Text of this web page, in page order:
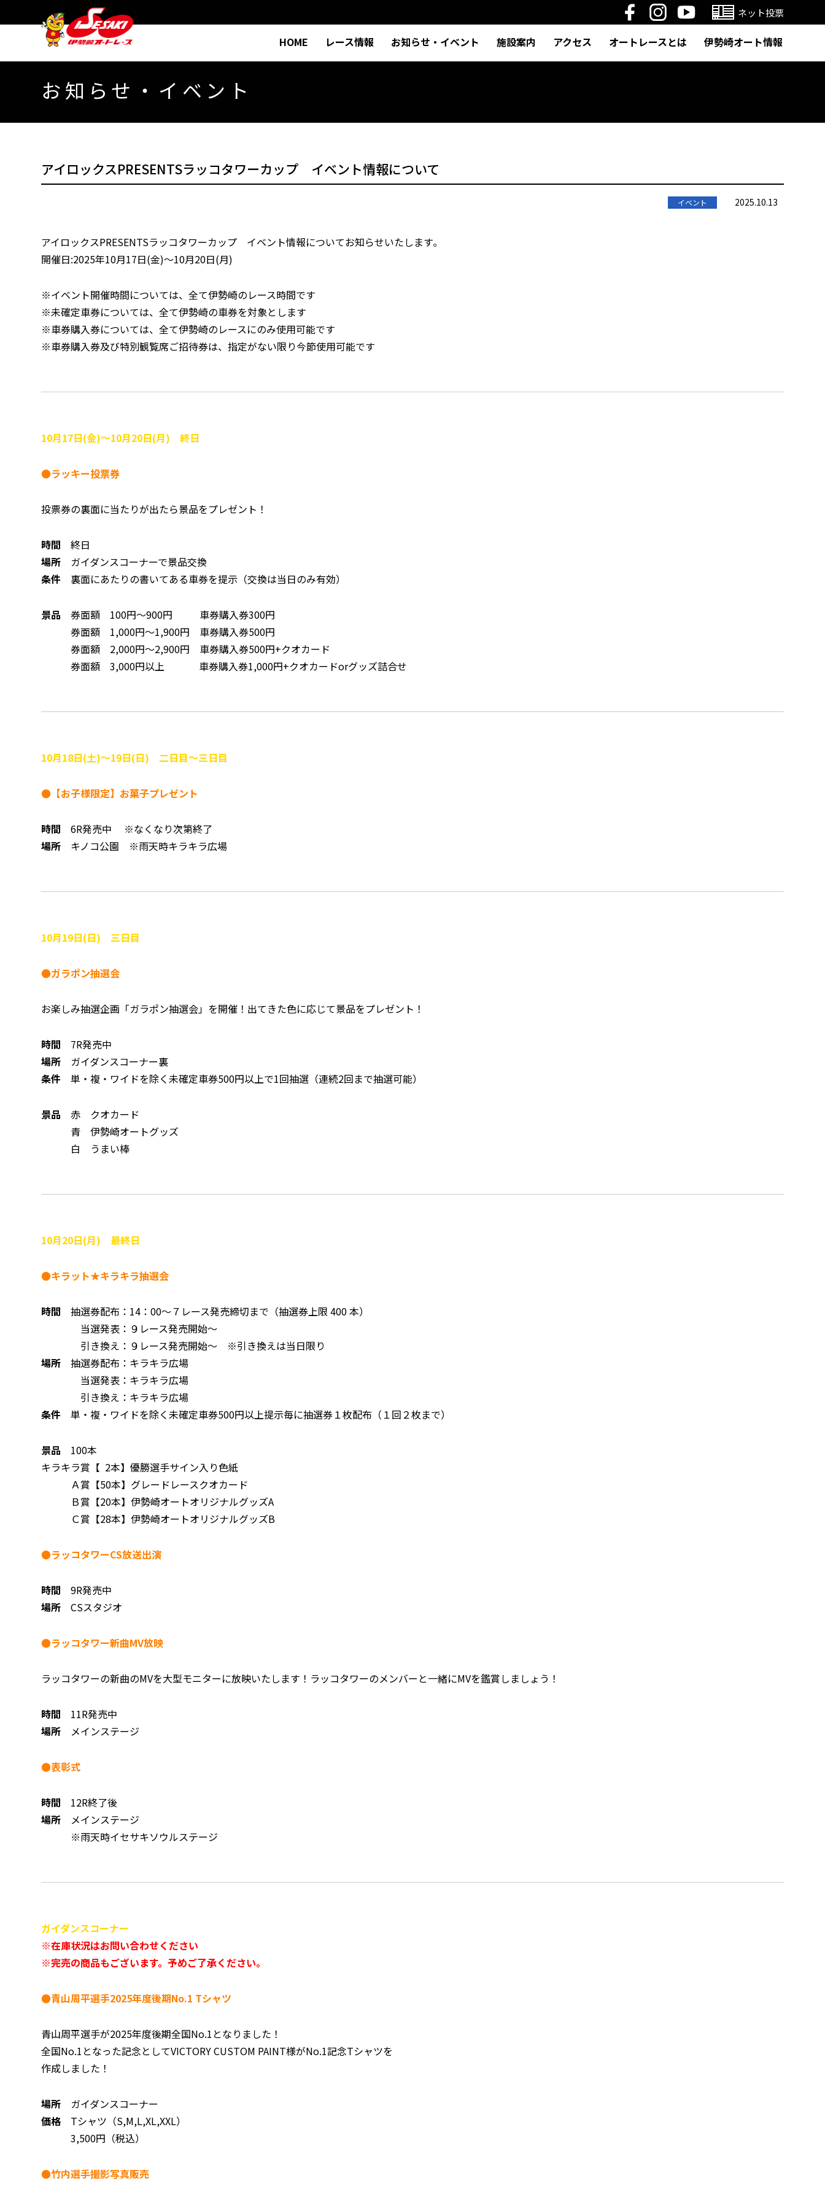
ネット投票
HOME レース情報 お知らせ・イベント 施設案内 アクセス オートレースとは 伊勢崎オート情報
お知らせ・イベント
アイロックスPRESENTSラッコタワーカップ イベント情報について
イベント 2025.10.13
アイロックスPRESENTSラッコタワーカップ イベント情報についてお知らせいたします｡
開催日:2025年10月17日(金)～10月20日(月)
※イベント開催時間については、全て伊勢崎のレース時間です
※未確定車券については、全て伊勢崎の車券を対象とします
※車券購入券については、全て伊勢崎のレースにのみ使用可能です
※車券購入券及び特別観覧席ご招待券は、指定がない限り今節使用可能です
10月17日(金)～10月20日(月) 終日
●ラッキー投票券
投票券の裏面に当たりが出たら景品をプレゼント！
時間 終日
場所 ガイダンスコーナーで景品交換
条件 裏面にあたりの書いてある車券を提示（交換は当日のみ有効）
景品 券面額 100円～900円 車券購入券300円
券面額 1,000円～1,900円 車券購入券500円
券面額 2,000円～2,900円 車券購入券500円+クオカード
券面額 3,000円以上 車券購入券1,000円+クオカードorグッズ詰合せ
10月18日(土)～19日(日) 二日目～三日目
●【お子様限定】お菓子プレゼント
時間 6R発売中 ※なくなり次第終了
場所 キノコ公園 ※雨天時キラキラ広場
10月19日(日) 三日目
●ガラポン抽選会
お楽しみ抽選企画「ガラポン抽選会」を開催！出てきた色に応じて景品をプレゼント！
時間 7R発売中
場所 ガイダンスコーナー裏
条件 単・複・ワイドを除く未確定車券500円以上で1回抽選（連続2回まで抽選可能）
景品 赤 クオカード
青 伊勢崎オートグッズ
白 うまい棒
10月20日(月) 最終日
●キラット★キラキラ抽選会
時間 抽選券配布：14：00～７レース発売締切まで（抽選券上限 400 本）
当選発表：９レース発売開始～
引き換え：９レース発売開始～ ※引き換えは当日限り
場所 抽選券配布：キラキラ広場
当選発表：キラキラ広場
引き換え：キラキラ広場
条件 単・複・ワイドを除く未確定車券500円以上提示毎に抽選券１枚配布（１回２枚まで）
景品 100本
キラキラ賞【 2本】優勝選手サイン入り色紙
Ａ賞【50本】グレードレースクオカード
Ｂ賞【20本】伊勢崎オートオリジナルグッズA
Ｃ賞【28本】伊勢崎オートオリジナルグッズB
●ラッコタワーCS放送出演
時間 9R発売中
場所 CSスタジオ
●ラッコタワー新曲MV放映
ラッコタワーの新曲のMVを大型モニターに放映いたします！ラッコタワーのメンバーと一緒にMVを鑑賞しましょう！
時間 11R発売中
場所 メインステージ
●表彰式
時間 12R終了後
場所 メインステージ
※雨天時イセサキソウルステージ
ガイダンスコーナー
※在庫状況はお問い合わせください
※完売の商品もございます。予めご了承ください。
●青山周平選手2025年度後期No.1 Tシャツ
青山周平選手が2025年度後期全国No.1となりました！
全国No.1となった記念としてVICTORY CUSTOM PAINT様がNo.1記念Tシャツを
作成しました！
場所 ガイダンスコーナー
価格 Tシャツ（S,M,L,XL,XXL）
3,500円（税込）
●竹内選手撮影写真販売